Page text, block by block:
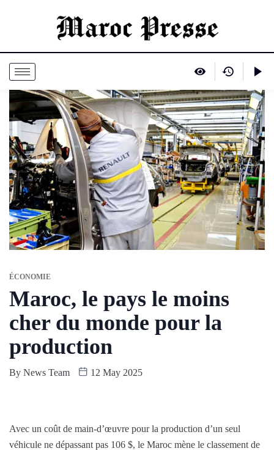
ÉCONOMIE
Maroc, le pays le moins
cher du monde pour la
production
By News Team 12 May 2025
Avec un coût de main-d’œuvre pour la production d’un seul
véhicule ne dépassant pas 106 $, le Maroc mène le classement de